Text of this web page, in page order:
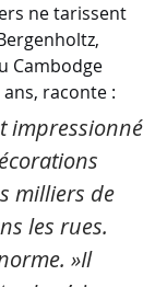
ne tarissent
Cambodge
raconte :
impressionné
milliers de
les rues.
»Il